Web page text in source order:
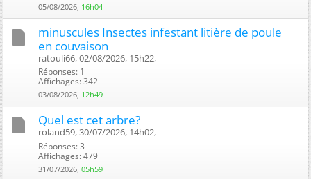
05/08/2026, 16h04
minuscules Insectes infestant litière de poule
en couvaison
ratouli66, 02/08/2026, 15h22, ‎
Réponses: 1
Affichages: 342
03/08/2026, 12h49
Quel est cet arbre?
roland59, 30/07/2026, 14h02, ‎
Réponses: 3
Affichages: 479
31/07/2026, 05h59